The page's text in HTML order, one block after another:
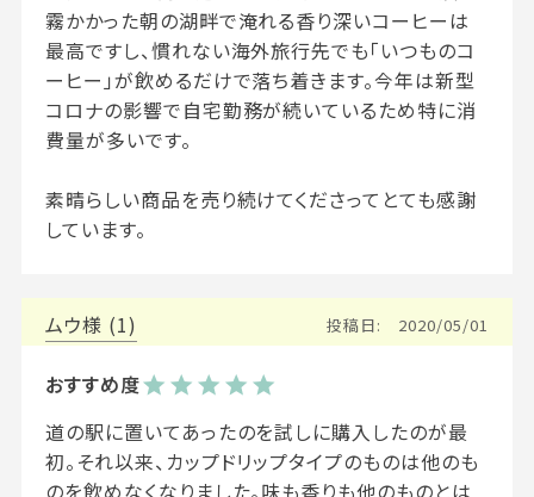
霧かかった朝の湖畔で淹れる香り深いコーヒーは
最高ですし、慣れない海外旅行先でも「いつものコ
ーヒー」が飲めるだけで落ち着きます。今年は新型
コロナの影響で自宅勤務が続いているため特に消
費量が多いです。
素晴らしい商品を売り続けてくださってとても感謝
しています。
ムウ 1 投稿日 2020/05/01
道の駅に置いてあったのを試しに購入したのが最
初。それ以来、カップドリップタイプのものは他のも
のを飲めなくなりました。味も香りも他のものとは